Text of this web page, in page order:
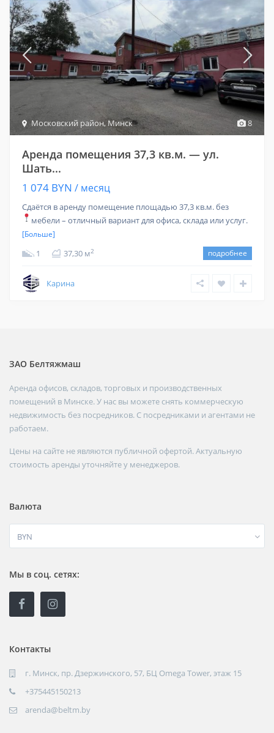
8
Московский район, Минск
Аренда помещения 37,3 кв.м. — ул.
Шать...
1 074 BYN / месяц
Сдаётся в аренду помещение площадью 37,3 кв.м. без
мебели – отличный вариант для офиса, склада или услуг.
[Больше]
1 37,30 м2 подробнее
Карина
ЗАО Белтяжмаш
Аренда офисов, складов, торговых и производственных
помещений в Минске. У нас вы можете снять коммерческую
недвижимость без посредников. С посредниками и агентами не
работаем.
Цены на сайте не являются публичной офертой. Актуальную
стоимость аренды уточняйте у менеджеров.
Валюта
BYN
Мы в соц. сетях:
Контакты
г. Минск, пр. Дзержинского, 57, БЦ Omega Tower, этаж 15
+375445150213
arenda@beltm.by